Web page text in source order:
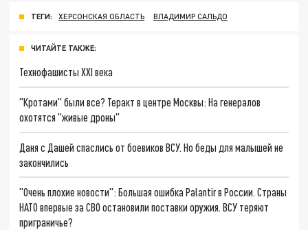
ТЕГИ: ХЕРСОНСКАЯ ОБЛАСТЬ ВЛАДИМИР САЛЬДО
ЧИТАЙТЕ ТАКЖЕ:
Технофашисты XXI века
"Кротами" были все? Теракт в центре Москвы: На генералов
охотятся "живые дроны"
Даня с Дашей спаслись от боевиков ВСУ. Но беды для малышей не
закончились
"Очень плохие новости": Большая ошибка Palantir в России. Страны
НАТО впервые за СВО остановили поставки оружия. ВСУ теряют
приграничье?